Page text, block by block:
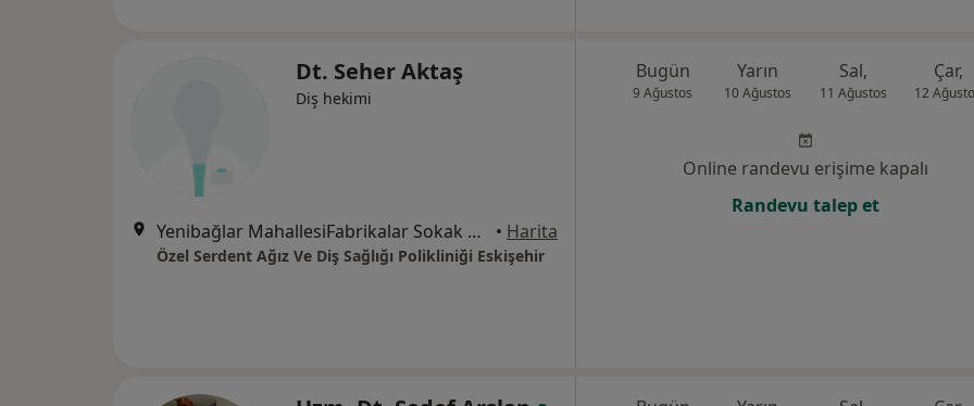
Dt. Seher Aktaş
Diş hekimi
Yenibağlar MahallesiFabrikalar Sokak No:12-A, Tepebaşı • Harita
Özel Serdent Ağız Ve Diş Sağlığı Polikliniği Eskişehir
Bugün
9 Ağustos
Yarın
10 Ağustos
Sal,
11 Ağustos
Çar,
12
Online randevu erişime kapalı
Randevu talep et